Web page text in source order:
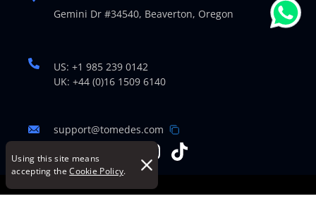
Using this site means
accepting the Cookie Policy.
Gemini Dr #34540, Beaverton, Oregon
US: +1 985 239 0142
UK: +44 (0)16 1509 6140
support@tomedes.com